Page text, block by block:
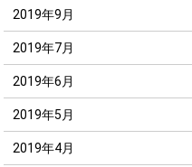
2019年9月
2019年7月
2019年6月
2019年5月
2019年4月